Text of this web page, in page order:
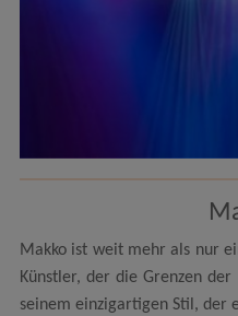
Makko ist weit mehr als nur
Künstler, der die Grenzen
seinem einzigartigen Stil, der